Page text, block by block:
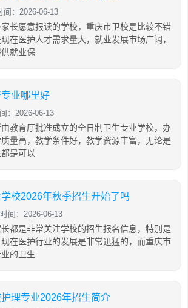
间：2026-06-13
长愿意报读的学校，重庆市卫校是比较不错
在医护人才需求量大，就业发展市场广阔，
就业保
业哪里好
：2026-06-13
教育厅批准成立的全日制卫生专业学校，办
量高，教学条件好，教学资源丰富，无论是
是可以
校2026年秋季招生开始了吗
间：2026-06-13
都是非常关注学校的招生报名信息，特别是
在医护行业的发展是非常迅猛的，而重庆市
的卫生
理专业2026年招生简介